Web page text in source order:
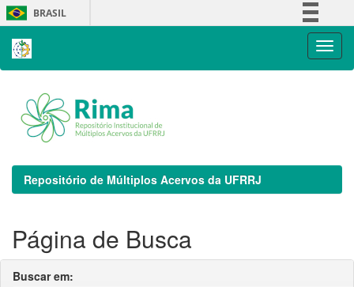
Skip
navigation
BRASIL
Repositório de Múltiplos Acervos da UFRRJ
Página de Busca
Buscar em: